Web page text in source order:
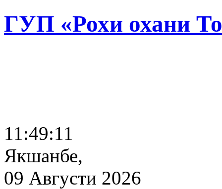
ГУП «Рохи охани
11:49:12
Якшанбе,
09 Августи 2026